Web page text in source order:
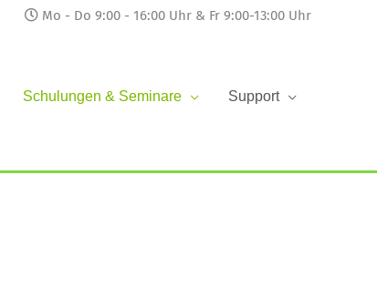
Mo - Do 9:00 - 16:00 Uhr & Fr 9:00-13:00 Uhr
Schulungen & Seminare Support